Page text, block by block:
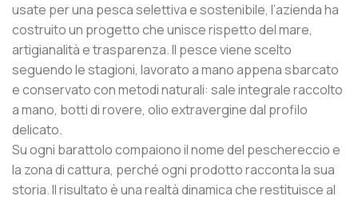
usate per una pesca selettiva e sostenibile, l’azienda ha
costruito un progetto che unisce rispetto del mare,
artigianalità e trasparenza. Il pesce viene scelto
seguendo le stagioni, lavorato a mano appena sbarcato
e conservato con metodi naturali: sale integrale raccolto
a mano, botti di rovere, olio extravergine dal profilo
delicato.
Su ogni barattolo compaiono il nome del peschereccio e
la zona di cattura, perché ogni prodotto racconta la sua
storia. Il risultato è una realtà dinamica che restituisce al